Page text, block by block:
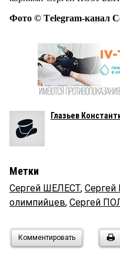
Фото © Тelegram-канал
Глазьев
Метки
Сергей ШЕЛЕСТ,
олимпийцев, Сергей
Комментировать